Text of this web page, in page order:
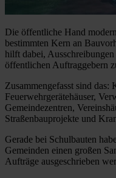
Die öffentliche Hand
bestimmten Kern an
hilft dabei,
öffentlichen Auftraggebern
Zusammengefasst sind das:
Feuerwehrgerätehäuser,
Gemeindezentren,
Straßenbauprojekte und
Gerade bei Schulbauten
Gemeinden einen großen
Aufträge ausgeschrieben